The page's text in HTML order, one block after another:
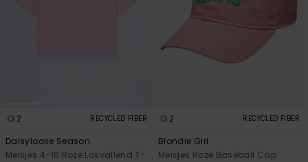
2 RECYCLED FIBER
Daisyloose Season
Meisjes 4-16 Roze Losvallend T-
2 RECYCLED FIBER
Blondie Girl
Meisjes Roze Baseball Cap